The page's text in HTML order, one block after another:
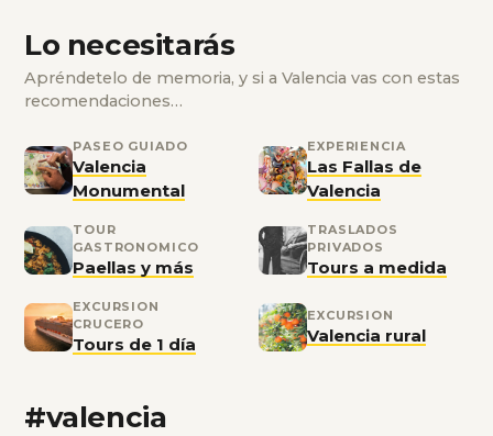
Lo necesitarás
Apréndetelo de memoria, y si a Valencia vas con estas
recomendaciones…
PASEO GUIADO
Valencia
Monumental
EXPERIENCIA
Las Fallas de
Valencia
TOUR
GASTRONOMICO
Paellas y más
TRASLADOS
PRIVADOS
Tours a medida
EXCURSION
CRUCERO
Tours de 1 día
EXCURSION
Valencia rural
#valencia